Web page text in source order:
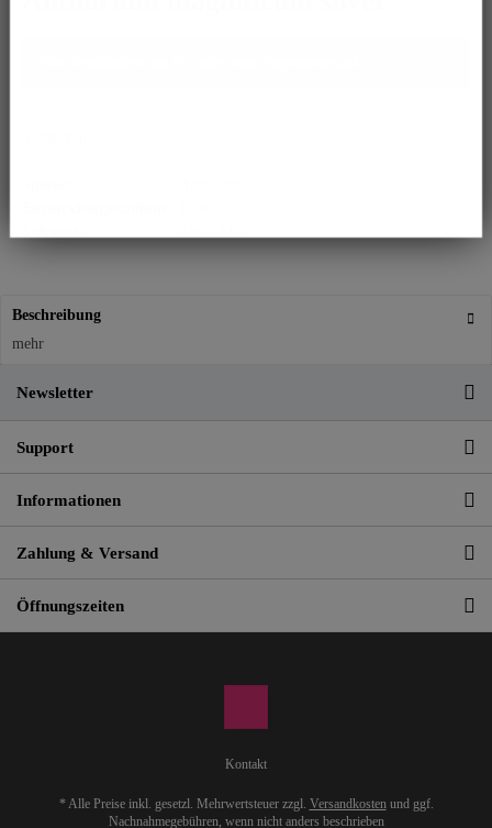
Beschreibung
mehr
Newsletter
Support
Informationen
Zahlung & Versand
Öffnungszeiten
Kontakt
* Alle Preise inkl. gesetzl. Mehrwertsteuer zzgl. Versandkostenund ggf.
Nachnahmegebühren, wenn nicht anders beschrieben